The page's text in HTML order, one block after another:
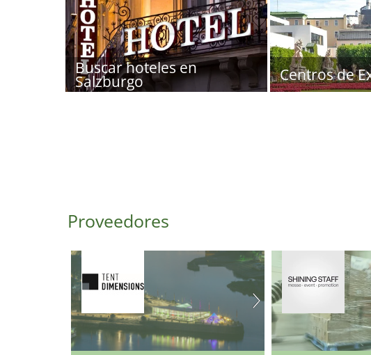
Buscar hoteles en
Salzburgo Centros de
Proveedores